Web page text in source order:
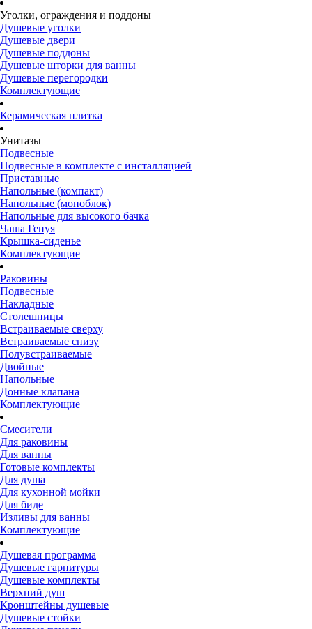
Уголки, ограждения и поддоны
Душевые уголки
Душевые двери
Душевые поддоны
Душевые шторки для ванны
Душевые перегородки
Комплектующие
Керамическая плитка
Унитазы
Подвесные
Подвесные в комплекте с инсталляцией
Приставные
Напольные (компакт)
Напольные (моноблок)
Напольные для высокого бачка
Чаша Генуя
Крышка-сиденье
Комплектующие
Раковины
Подвесные
Накладные
Столешницы
Встраиваемые сверху
Встраиваемые снизу
Полувстраиваемые
Двойные
Напольные
Донные клапана
Комплектующие
Смесители
Для раковины
Для ванны
Готовые комплекты
Для душа
Для кухонной мойки
Для биде
Изливы для ванны
Комплектующие
Душевая программа
Душевые гарнитуры
Душевые комплекты
Верхний душ
Кронштейны душевые
Душевые стойки